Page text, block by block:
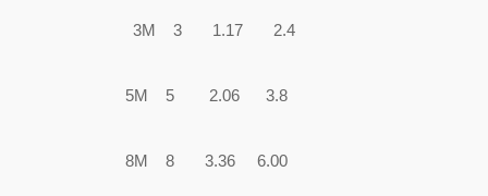
3M 3 1.17 2.4
5M 5 2.06 3.8
8M 8 3.36 6.00